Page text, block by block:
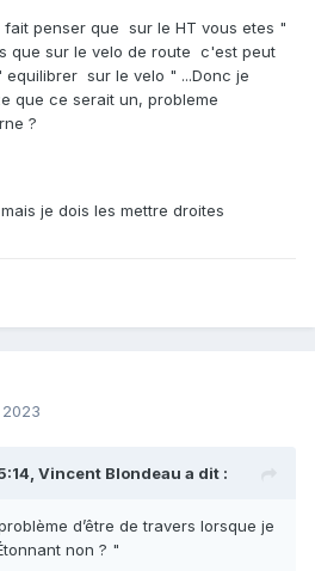
fait penser que sur le HT vous etes "
que sur le velo de route c'est peut
sur le velo " ...Donc je
que ce serait un, probleme
?
je dois les mettre droites
Vincent Blondeau a dit :
d’être de travers lorsque je
non ? "